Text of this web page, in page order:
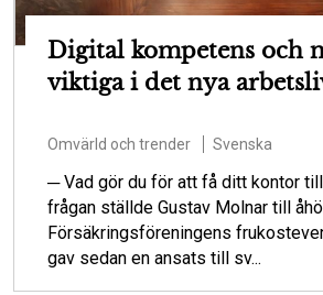
Digital kompetens och
viktiga i det nya
Omvärld och trender Svenska
─ Vad gör du för att få ditt kontor
frågan ställde Gustav Molnar till
Försäkringsföreningens
gav sedan en ansats till sv...